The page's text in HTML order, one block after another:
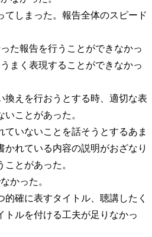
てしまった。報告全体のスピード
た報告を行うことができなかっ
まく表現することができなかっ
換えを行おうとする時、適切な表
ことがあった。
ていないことを話そうとするあま
かれている内容の説明がおざなり
ことがあった。
かった。
的確に表すタイトル、聴講したく
トルを付ける工夫が足りなかっ